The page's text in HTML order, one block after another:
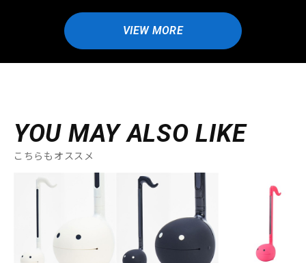
VIEW MORE
YOU MAY ALSO LIKE
こちらもオススメ